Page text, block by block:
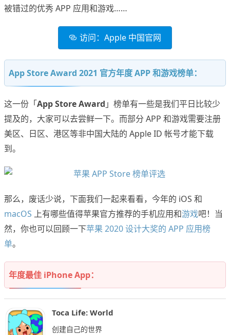
被错过的优秀 APP 应用和游戏……
访问：Apple 中国官网
App Store Award 2021 官方年度 APP 和游戏榜单：
这一份「App Store Award 」榜单有一些是我们平日比较少
提及的，大家可以去尝鲜一下。而部分 APP 和游戏需要注册
美区、日区、港区等非中国大陆的 Apple ID 帐号才能下载
到。
那么，废话少说，下面我们一起来看看，今年的 iOS 和
macOS 上有哪些值得苹果官方推荐的手机应用和游戏吧！当
然，你也可以回顾一下苹果 2020 设计大奖的 APP 应用榜
单。
年度最佳 iPhone App：
Toca Life: World
创建自己的世界